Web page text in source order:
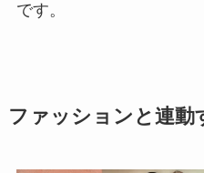
です。
ファッションと連動